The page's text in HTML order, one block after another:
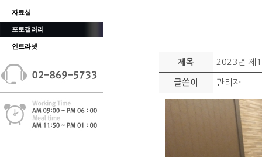
자료실
포토갤러리
인트라넷
제목 2023년 제1
글쓴이 관리자